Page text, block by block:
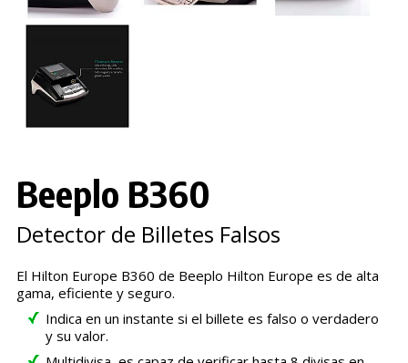
Beeplo B360
Detector de Billetes Falsos
El Hilton Europe B360 de Beeplo Hilton Europe es de alta
gama, eficiente y seguro.
Indica en un instante si el billete es falso o verdadero
y su valor.